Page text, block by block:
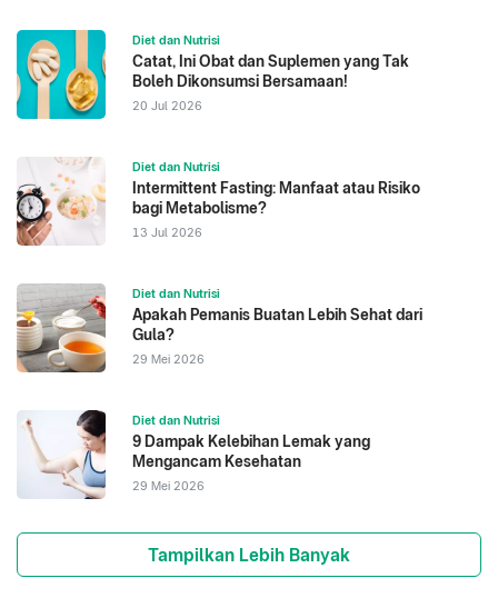
umbrella meta-analysis.
Diet dan Nutrisi
Catat, Ini Obat dan Suplemen yang Tak
Boleh Dikonsumsi Bersamaan!
20 Jul 2026
Diet dan Nutrisi
Intermittent Fasting: Manfaat atau Risiko
bagi Metabolisme?
13 Jul 2026
Diet dan Nutrisi
Apakah Pemanis Buatan Lebih Sehat dari
Gula?
29 Mei 2026
Diet dan Nutrisi
9 Dampak Kelebihan Lemak yang
Mengancam Kesehatan
29 Mei 2026
Tampilkan Lebih Banyak